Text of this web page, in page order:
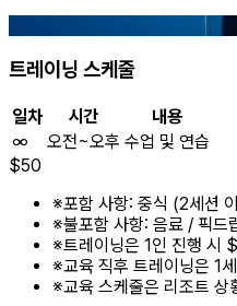
트레이닝 스케줄
일차 시간
내용
∞
오전~오후 수업 및 연습
$50
※포함 사항: 중식 (2세션
※불포함 사항: 음료 / 픽드
※트레이닝은 1인 진행 시
※교육 직후 트레이닝은 1
※교육 스케줄은 리조트 상